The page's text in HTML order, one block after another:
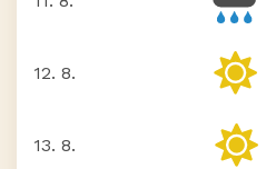
utorok
streda
12. 8.
štvrtok
13. 8.